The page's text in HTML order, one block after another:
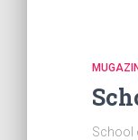
School